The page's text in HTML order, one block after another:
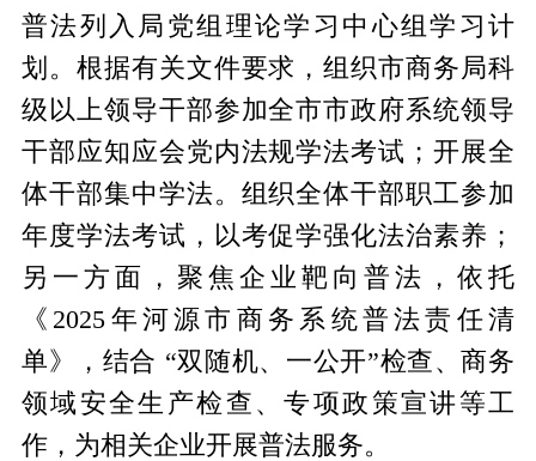
普法列入局党组理论学习中心组学习计
划。根据有关文件要求，组织市商务局科
级以上领导干部参加全市市政府系统领导
干部应知应会党内法规学法考试；开展全
体干部集中学法。组织全体干部职工参加
年度学法考试，以考促学强化法治素养；
另一方面， 聚焦企业靶向普法，依托
《2025年河源市商务系统普法责任清
单》，结合 “双随机、一公开”检查、商务
领域安全生产检查、专项政策宣讲等工
作，为相关企业开展普法服务。